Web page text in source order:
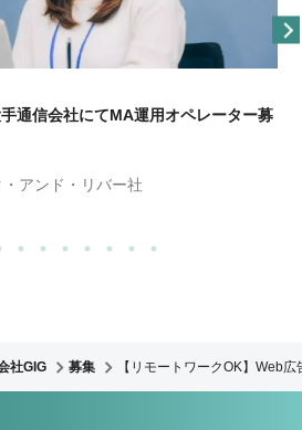
手通信会社にてMA運用オペレーター募
アンド・リバー社
社GIG 募集 【リモートワークOK】Web